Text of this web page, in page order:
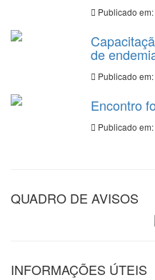
Publicado
de
Publicado
Encontro
Publicado
QUADRO DE AVISOS
INFORMAÇÕES ÚTEIS